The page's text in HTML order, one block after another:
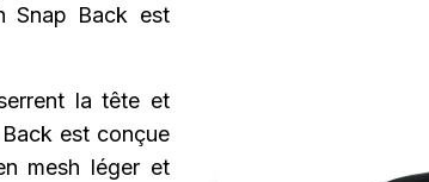
Snap Back est
la tête et
est conçue
mesh léger et